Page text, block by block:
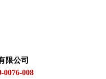
限公司
0076-008